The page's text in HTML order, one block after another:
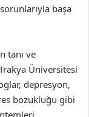
başa
tanı ve
Üniversitesi
depresyon,
bozukluğu gibi